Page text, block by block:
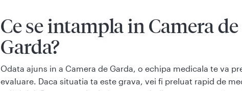
Ce se intampla in Camera de
Garda?
Odata ajuns in a Camera de Garda, o echipa medicala te va
evaluare. Daca situatia ta este grava, vei fi preluat rapid de